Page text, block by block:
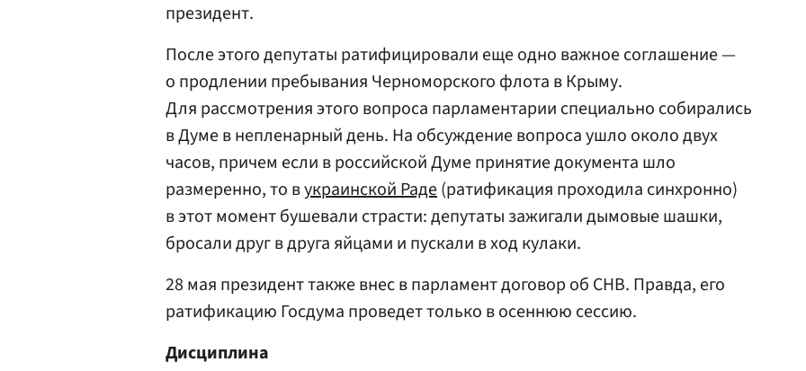
президент.
После этого депутаты ратифицировали еще одно важное соглашение —
о продлении пребывания Черноморского флота в Крыму.
Для рассмотрения этого вопроса парламентарии специально собирались
в Думе в непленарный день. На обсуждение вопроса ушло около двух
часов, причем если в российской Думе принятие документа шло
размеренно, то вукраинской Раде(ратификация проходила синхронно)
в этот момент бушевали страсти: депутаты зажигали дымовые шашки,
бросали друг в друга яйцами и пускали в ход кулаки.
28 мая президент также внес в парламент договор об СНВ. Правда, его
ратификацию Госдума проведет только в осеннюю сессию.
Дисциплина